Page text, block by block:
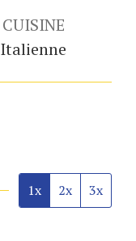
CUISINE
Italienne
1x 2x 3x